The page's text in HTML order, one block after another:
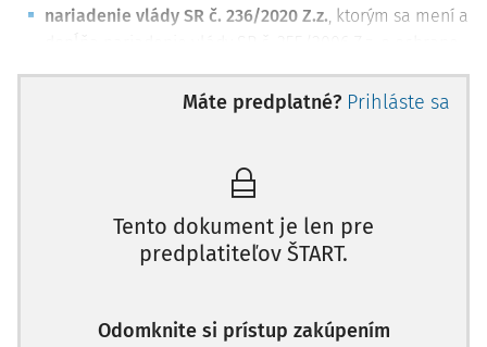
nariadenie vlády SR č. 236/2020 Z.z., ktorým sa mení a
zamestnancov pred rizikami súvisiacimi s expozíciou
chemickým faktorom pri práci v znení neskorších
Nariadením vlády SR č. 235/2020 Z.z., ktorým sa mení a
dopĺňa nariadenie vlády SR č. 356/2006 Z.z. o ochrane
zdravia zamestnancov pred rizikami súvisiacimi s
expozíciou karcinogénnym a mutagénnym faktorom pri
Slovenskej republiky prebrali dve smernice Európskeho
Máte predplatné? Prihláste sa
Tento dokument je len pre
predplatiteľov ŠTART.
Odomknite si prístup zakúpením